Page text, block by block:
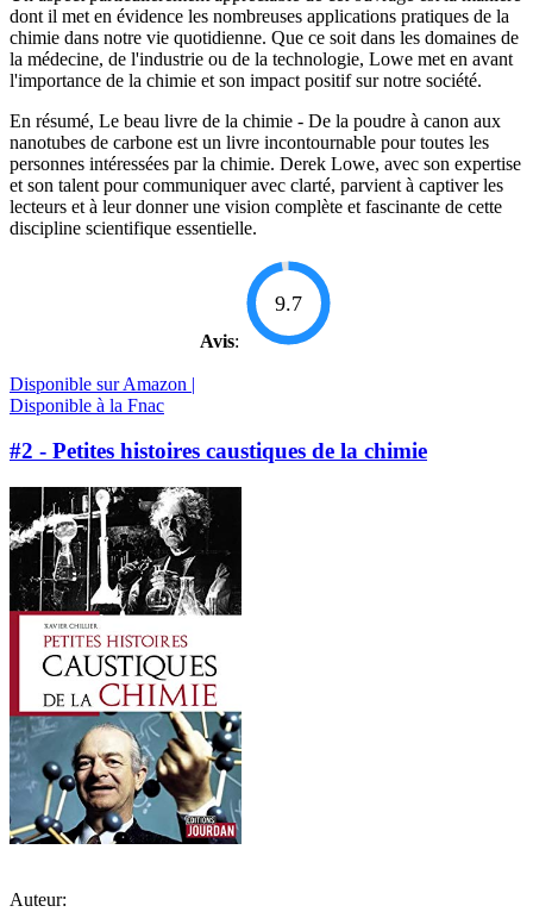
dont il met en évidence les nombreuses applications pratiques de la
chimie dans notre vie quotidienne. Que ce soit dans les domaines de
la médecine, de l'industrie ou de la technologie, Lowe met en avant
l'importance de la chimie et son impact positif sur notre société.
En résumé, Le beau livre de la chimie - De la poudre à canon aux
nanotubes de carbone est un livre incontournable pour toutes les
personnes intéressées par la chimie. Derek Lowe, avec son expertise
et son talent pour communiquer avec clarté, parvient à captiver les
lecteurs et à leur donner une vision complète et fascinante de cette
discipline scientifique essentielle.
Avis:
9.7
Disponible sur Amazon |
Disponible à la Fnac
#2 - Petites histoires caustiques de la chimie
Auteur: